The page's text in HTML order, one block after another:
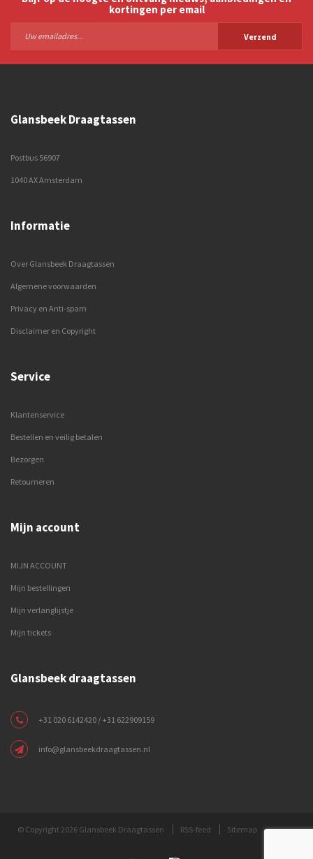
kortingen per email
Verzend
Glansbeek Draagtassen
Postbus 56907
1040 AX Amsterdam
Informatie
Over Glansbeek Draagtassen
Algemene voorwaarden
Privacy en Anti-spam
Disclaimer en Copyright
Service
Klantenservice
Bestellen en veilig betalen
Bezorgen
Retourneren
Mijn account
MIJN ACCOUNT
Mijn bestellingen
Mijn verlanglijstje
Mijn tickets
Glansbeek draagtassen
+31 020 6142420 / +31 622909159
info@glansbeekdraagtassen.nl
© Copyright 2026 Glansbeek Draagtassen RSS-feed Sitemap